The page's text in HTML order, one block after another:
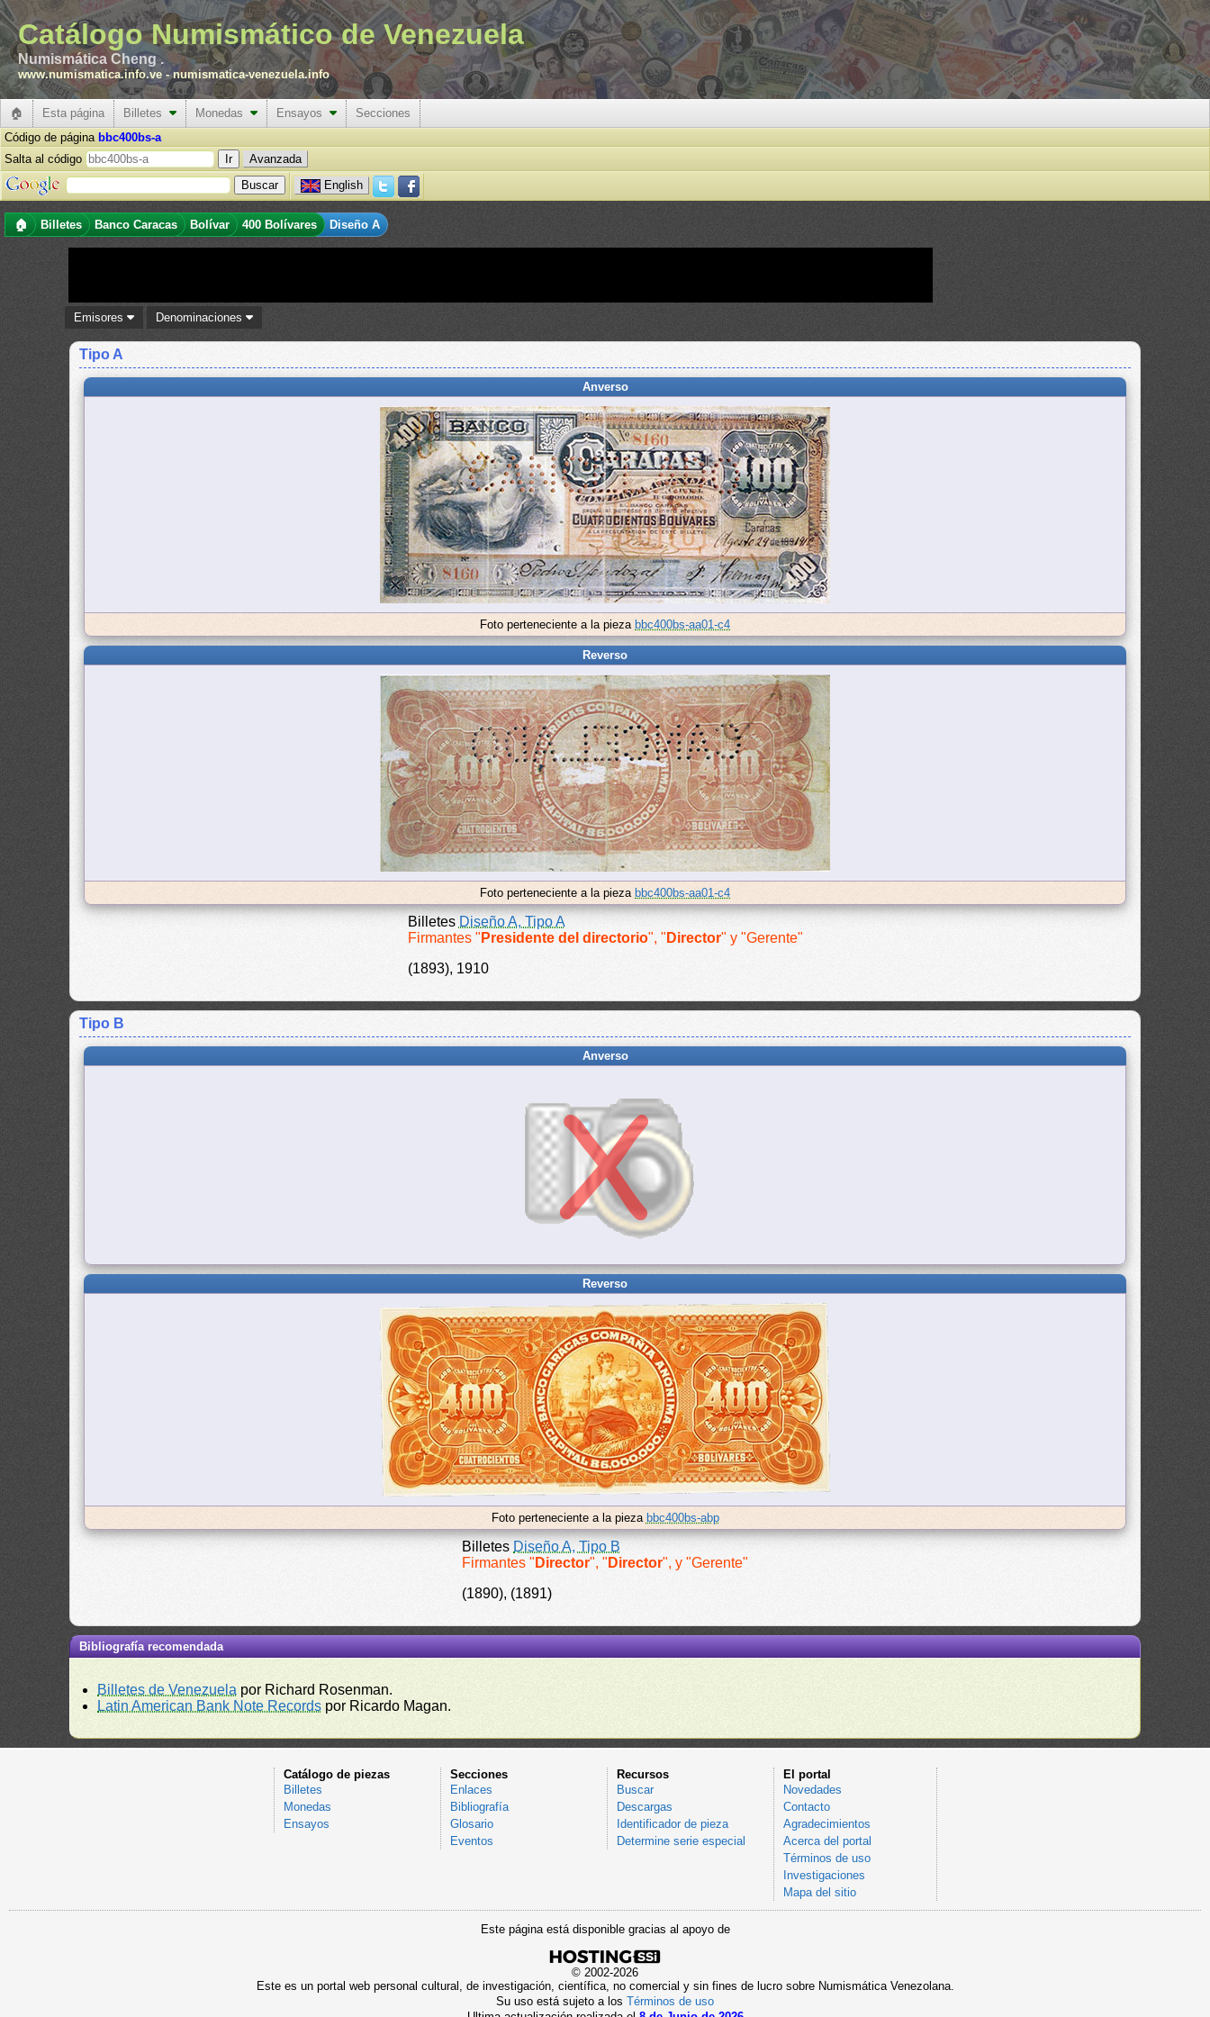
Catálogo Numismático de Venezuela
Numismática Cheng .
www.numismatica.info.ve -numismatica-venezuela.info
🏠 Esta página Billetes Monedas Ensayos
Secciones
Código de página bbc400bs-a
Salta al código
Avanzada
English
🏠 Billetes Banco Caracas Bolívar 400 Bolívares Diseño A
Emisores Denominaciones
Tipo A
Anverso
Foto perteneciente a la pieza bbc400bs-aa01-c4
Reverso
Foto perteneciente a la pieza bbc400bs-aa01-c4
Billetes Diseño A, Tipo A
Firmantes " Presidente del directorio", " Director" y "Gerente"
(1893), 1910
Tipo B
Anverso
Reverso
Foto perteneciente a la pieza bbc400bs-abp
Billetes Diseño A, Tipo B
Firmantes " Director", " Director", y "Gerente"
(1890), (1891)
Bibliografía recomendada
Billetes de Venezuela por Richard Rosenman.
Latin American Bank Note Records por Ricardo Magan.
Catálogo de piezas
Billetes
Monedas
Ensayos
Secciones
Enlaces
Bibliografía
Glosario
Eventos
Recursos
Buscar
Descargas
Identificador de pieza
Determine serie especial
El portal
Novedades
Contacto
Agradecimientos
Acerca del portal
Términos de uso
Investigaciones
Mapa del sitio
Este página está disponible gracias al apoyo de
© 2002-2026
Este es un portal web personal cultural, de investigación, científica, no comercial y sin fines de lucro sobre Numismática Venezolana.
Su uso está sujeto a los Términos de uso